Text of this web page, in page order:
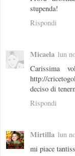
stupenda!
Rispondi
Micaela lun
Carissima
http://
deciso di
Rispondi
Mirtilla lun
mi piace